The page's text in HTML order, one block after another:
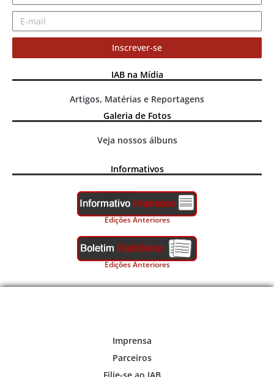
Inscrever-se
IAB na Mídia
Artigos, Matérias e Reportagens
Galeria de Fotos
Veja nossos álbuns
Informativos
Edições Anteriores
Edições Anteriores
Imprensa
Parceiros